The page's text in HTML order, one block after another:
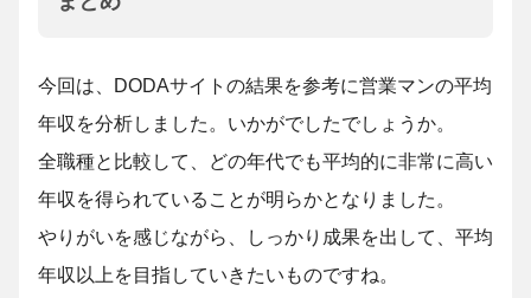
今回は、DODAサイトの結果を参考に営業マンの平均
年収を分析しました。いかがでしたでしょうか。
全職種と比較して、どの年代でも平均的に非常に高い
年収を得られていることが明らかとなりました。
やりがいを感じながら、しっかり成果を出して、平均
年収以上を目指していきたいものですね。